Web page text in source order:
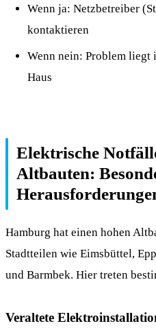
Wenn ja: Netzbetreiber
kontaktieren
Wenn nein: Problem
Haus
Elektrische
Altbauten:
Hamburg hat einen hohen
Stadtteilen wie Eimsbüttel,
und Barmbek. Hier treten
Veraltete